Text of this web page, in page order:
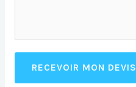
RECEVOIR MON DEVIS